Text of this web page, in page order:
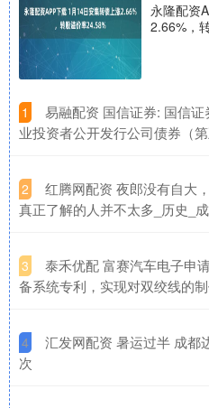
永隆配资
2.66%，
1
易融配资 国信证券: 国信
业投资者公开发行公司债券（
2
红腾网配资 夜郎没有自大
真正了解的人并不太多_历史_
3
泰禾优配 富赛汽车电子申
备系统专利，实现对双绞线的
4
汇发网配资 暑运过半 成都
次